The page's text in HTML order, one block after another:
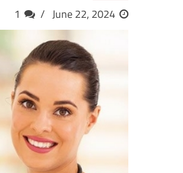
June 22, 2024
1